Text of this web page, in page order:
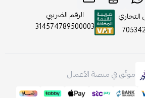
الرقم الضريبي
314574789500003
موثّق في منصة الأعمال